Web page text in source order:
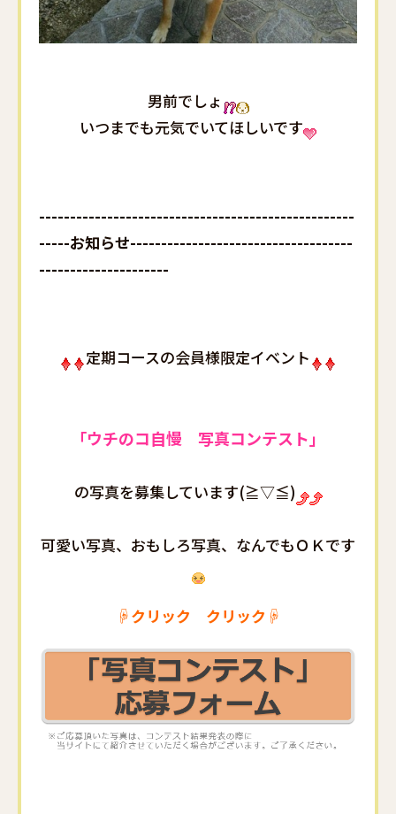
男前でしょ
いつまでも元気でいてほしいです
---------------------------------------------------
-----お知らせ------------------------------------
---------------------
定期コースの会員様限定イベント
「ウチのコ自慢 写真コンテスト」
の写真を募集しています(≧▽≦)
可愛い写真、おもしろ写真、なんでもＯＫです
☟クリック クリック☟